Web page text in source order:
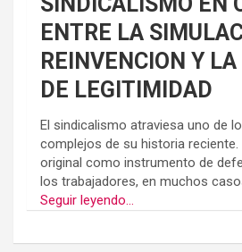
ENTRE LA
REINVENCION Y
DE LEGITIMIDAD
El sindicalismo atraviesa uno de
complejos de su historia reciente.
original como instrumento de
los trabajadores, en muchos
Seguir leyendo...